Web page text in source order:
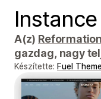
Instance
A(z) Reformation
gazdag, nagy
Készítette: Fuel